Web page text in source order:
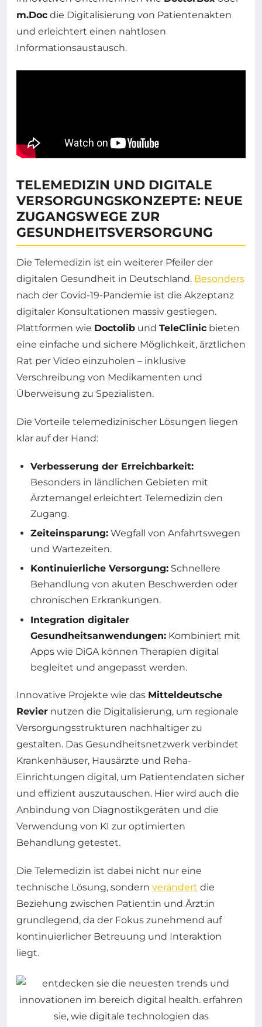
m.Doc die Digitalisierung von Patientenakten
und erleichtert einen nahtlosen
Informationsaustausch.
TELEMEDIZIN UND DIGITALE
VERSORGUNGSKONZEPTE: NEUE
ZUGANGSWEGE ZUR
GESUNDHEITSVERSORGUNG
Die Telemedizin ist ein weiterer Pfeiler der
digitalen Gesundheit in Deutschland. Besonders
nach der Covid-19-Pandemie ist die Akzeptanz
digitaler Konsultationen massiv gestiegen.
Plattformen wie Doctolib und TeleClinic bieten
eine einfache und sichere Möglichkeit, ärztlichen
Rat per Video einzuholen – inklusive
Verschreibung von Medikamenten und
Überweisung zu Spezialisten.
Die Vorteile telemedizinischer Lösungen liegen
klar auf der Hand:
Verbesserung der Erreichbarkeit:
Besonders in ländlichen Gebieten mit
Ärztemangel erleichtert Telemedizin den
Zugang.
Zeiteinsparung: Wegfall von Anfahrtswegen
und Wartezeiten.
Kontinuierliche Versorgung: Schnellere
Behandlung von akuten Beschwerden oder
chronischen Erkrankungen.
Integration digitaler
Gesundheitsanwendungen: Kombiniert mit
Apps wie DiGA können Therapien digital
begleitet und angepasst werden.
Innovative Projekte wie das Mitteldeutsche
Revier nutzen die Digitalisierung, um regionale
Versorgungsstrukturen nachhaltiger zu
gestalten. Das Gesundheitsnetzwerk verbindet
Krankenhäuser, Hausärzte und Reha-
Einrichtungen digital, um Patientendaten sicher
und effizient auszutauschen. Hier wird auch die
Anbindung von Diagnostikgeräten und die
Verwendung von KI zur optimierten
Behandlung getestet.
Die Telemedizin ist dabei nicht nur eine
technische Lösung, sondern verändert die
Beziehung zwischen Patient:in und Ärzt:in
grundlegend, da der Fokus zunehmend auf
kontinuierlicher Betreuung und Interaktion
liegt.